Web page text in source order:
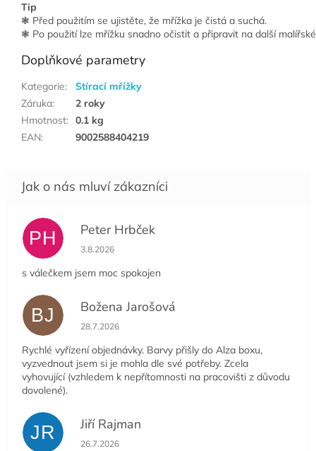
Tip
❃ Před použitím se ujistěte, že mřížka je čistá a suchá.
❃ Po použití lze mřížku snadno očistit a připravit na další
Doplňkové parametry
Kategorie:
Stírací mřížky
Záruka:
2 roky
Hmotnost: 0.1 kg
EAN: 9002588404219
PH Peter Hrbček
Hodnocení obchodu je 5 z 5 hvězdiček.
3.8.2026
s válečkem jsem moc spokojen
BJ Božena Jarošová
Hodnocení obchodu je 5 z 5 hvězdiček.
28.7.2026
Rychlé vyřízení objednávky. Barvy přišly do Alza boxu,
vyzvednout jsem si je mohla dle své potřeby. Zcela
vyhovující (vzhledem k nepřítomnosti na pracovišti z důvodu
dovolené).
JR Jiří Rajman
Hodnocení obchodu je 5 z 5 hvězdiček.
26.7.2026